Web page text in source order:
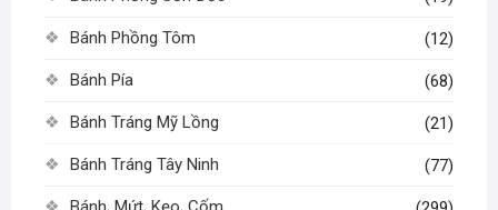
Bánh Phồng Tôm (12)
Bánh Pía (68)
Bánh Tráng Mỹ Lồng (21)
Bánh Tráng Tây Ninh (77)